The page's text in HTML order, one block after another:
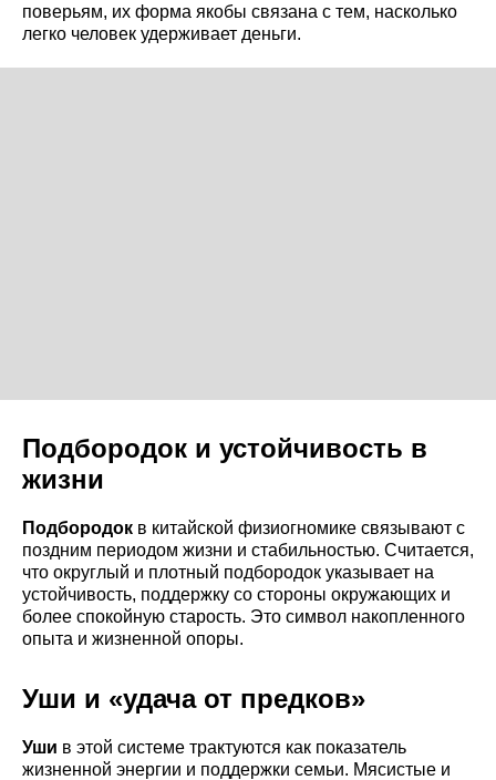
поверьям, их форма якобы связана с тем, насколько
легко человек удерживает деньги.
Подбородок и устойчивость в
жизни
Подбородок в китайской физиогномике связывают с
поздним периодом жизни и стабильностью. Считается,
что округлый и плотный подбородок указывает на
устойчивость, поддержку со стороны окружающих и
более спокойную старость. Это символ накопленного
опыта и жизненной опоры.
Уши и «удача от предков»
Уши в этой системе трактуются как показатель
жизненной энергии и поддержки семьи. Мясистые и